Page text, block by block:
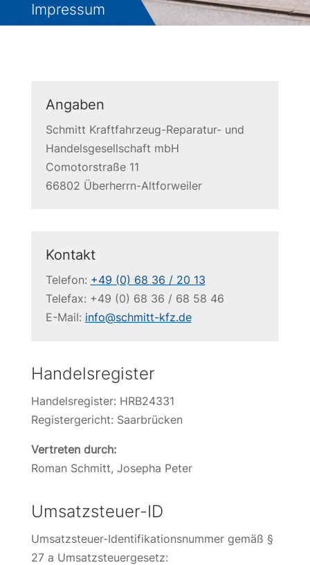
Impressum
Angaben
Schmitt Kraftfahrzeug-Reparatur- und
Handelsgesellschaft mbH
Comotorstraße 11
66802 Überherrn-Altforweiler
Kontakt
Telefon: +49 (0) 68 36 / 20 13
Telefax: +49 (0) 68 36 / 68 58 46
E-Mail: info@schmitt-kfz.de
Handelsregister
Handelsregister: HRB24331
Registergericht: Saarbrücken
Vertreten durch:
Roman Schmitt, Josepha Peter
Umsatzsteuer-ID
Umsatzsteuer-Identifikationsnummer gemäß §
27 a Umsatzsteuergesetz: